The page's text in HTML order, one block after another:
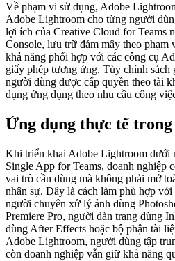
Về phạm vi sử dụng, Adobe
Adobe Lightroom cho từng người
lợi ích của Creative Cloud for Teams
Console, lưu trữ đám mây theo phạm
khả năng phối hợp với các công cụ
giấy phép tương ứng. Tùy chính sách
người dùng được cấp quyền theo tài
dụng ứng dụng theo nhu cầu công
Ứng dụng thực tế trong
Khi triển khai Adobe Lightroom dưới
Single App for Teams, doanh nghiệp
vai trò cần dùng mà không phải mở
nhân sự. Đây là cách làm phù hợp
người chuyên xử lý ảnh dùng
Premiere Pro, người dàn trang dùng
dùng After Effects hoặc bộ phận tài
Adobe Lightroom, người dùng tập
còn doanh nghiệp vẫn giữ khả năng